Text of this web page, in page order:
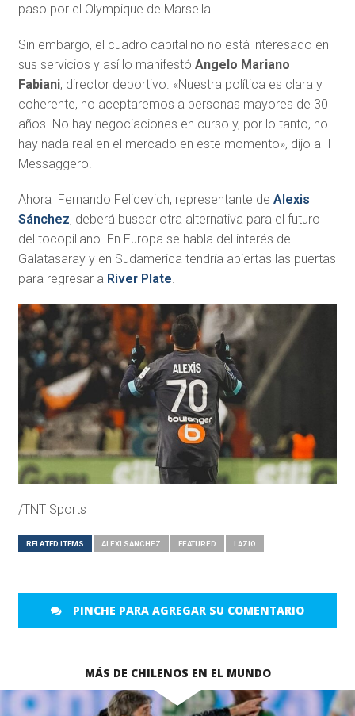
paso por el Olympique de Marsella.
Sin embargo, el cuadro capitalino no está interesado en
sus servicios y así lo manifestó Angelo Mariano
Fabiani, director deportivo. «Nuestra política es clara y
coherente, no aceptaremos a personas mayores de 30
años. No hay negociaciones en curso y, por lo tanto, no
hay nada real en el mercado en este momento», dijo a Il
Messaggero.
Ahora Fernando Felicevich, representante de Alexis
Sánchez, deberá buscar otra alternativa para el futuro
del tocopillano. En Europa se habla del interés del
Galatasaray y en Sudamerica tendría abiertas las puertas
para regresar a River Plate
/TNT Sports
RELATED ITEMS ALEXI SANCHEZ FEATURED LAZIO
PINCHE PARA AGREGAR SU COMENTARIO
MÁS DE CHILENOS EN EL MUNDO